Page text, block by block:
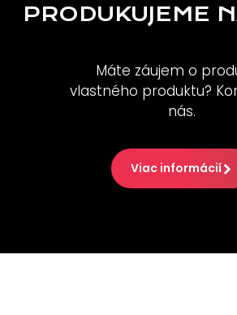
PRODUKUJEME
Máte záujem o
vlastného produktu?
nás.
Viac informácií